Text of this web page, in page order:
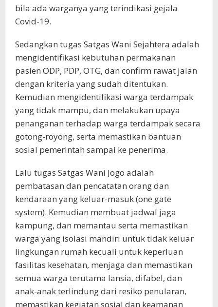
bila ada warganya yang terindikasi gejala
Covid-19.
Sedangkan tugas Satgas Wani Sejahtera adalah
mengidentifikasi kebutuhan permakanan
pasien ODP, PDP, OTG, dan confirm rawat jalan
dengan kriteria yang sudah ditentukan.
Kemudian mengidentifikasi warga terdampak
yang tidak mampu, dan melakukan upaya
penanganan terhadap warga terdampak secara
gotong-royong, serta memastikan bantuan
sosial pemerintah sampai ke penerima.
Lalu tugas Satgas Wani Jogo adalah
pembatasan dan pencatatan orang dan
kendaraan yang keluar-masuk (one gate
system). Kemudian membuat jadwal jaga
kampung, dan memantau serta memastikan
warga yang isolasi mandiri untuk tidak keluar
lingkungan rumah kecuali untuk keperluan
fasilitas kesehatan, menjaga dan memastikan
semua warga terutama lansia, difabel, dan
anak-anak terlindung dari resiko penularan,
memastikan kegiatan sosial dan keamanan